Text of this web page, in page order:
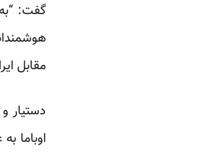
گفت:
مقابل
دستیار
اوباما